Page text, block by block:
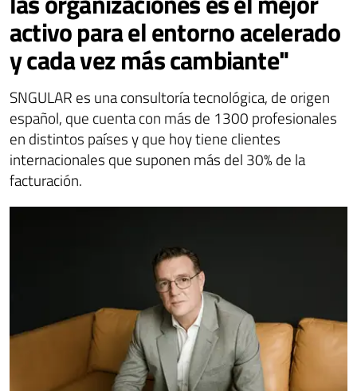
activo para el entorno acelerado
y cada vez más cambiante"
SNGULAR es una consultoría tecnológica, de origen
español, que cuenta con más de 1300 profesionales
en distintos países y que hoy tiene clientes
internacionales que suponen más del 30% de la
facturación.